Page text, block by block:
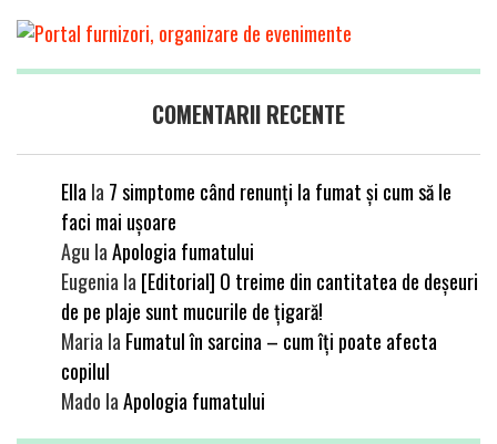
COMENTARII RECENTE
Ellala 7 simptome când renunți la fumat și cum să le
faci mai ușoare
Agu laApologia fumatului
Eugenia la [Editorial] O treime din cantitatea de deșeuri
de pe plaje sunt mucurile de țigară!
Maria la Fumatul în sarcina – cum îți poate afecta
copilul
Mado laApologia fumatului